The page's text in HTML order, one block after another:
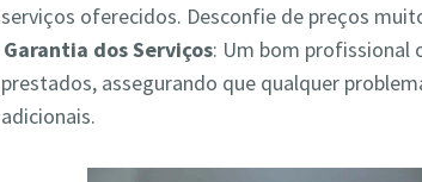
serviços oferecidos. Desconfie de preços
Garantia dos Serviços: Um bom profissional
prestados, assegurando que qualquer
adicionais.